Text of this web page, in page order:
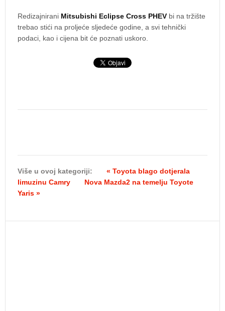
Redizajnirani Mitsubishi Eclipse Cross PHEV bi na tržište
trebao stići na proljeće sljedeće godine, a svi tehnički
podaci, kao i cijena bit će poznati uskoro.
Više u ovoj kategoriji:
« Toyota blago dotjerala
limuzinu Camry
Nova Mazda2 na temelju Toyote
Yaris »